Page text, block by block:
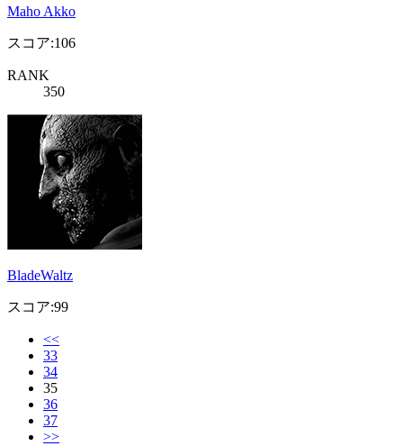
Maho Akko
スコア:106
RANK
350
BladeWaltz
スコア:99
<<
33
34
35
36
37
>>